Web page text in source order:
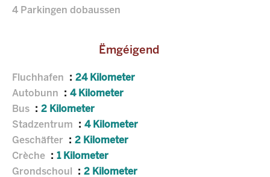
4 Parkingen dobaussen
Ëmgéigend
Fluchhafen
24 Kilometer
Autobunn
4 Kilometer
Bus
2 Kilometer
Stadzentrum
4 Kilometer
Geschäfter
2 Kilometer
Crèche
1 Kilometer
Grondschoul
2 Kilometer